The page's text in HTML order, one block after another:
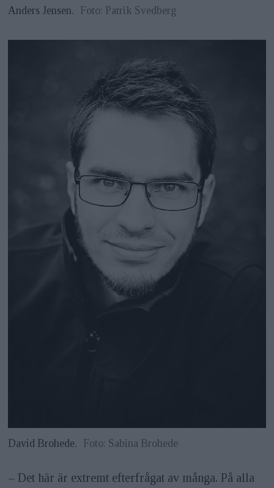
Anders Jensen. Foto: Patrik Svedberg
David Brohede. Foto: Sabina Brohede
– Det här är extremt efterfrågat av många. På alla